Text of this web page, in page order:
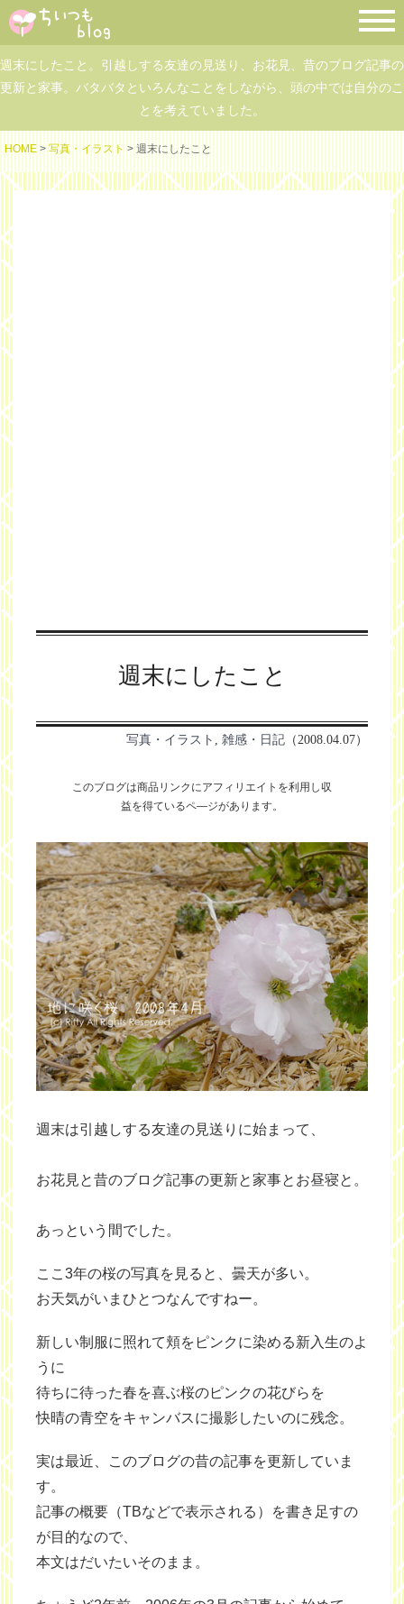
週末にしたこと。引越しする友達の見送り、お花見、昔のブログ記事の
更新と家事。バタバタといろんなことをしながら、頭の中では自分のこ
とを考えていました。
HOME > 写真・イラスト > 週末にしたこと
週末にしたこと
写真・イラスト , 雑感・日記 （2008.04.07）
このブログは商品リンクにアフィリエイトを利用し収
益を得ているペ―ジがあります。
週末は引越しする友達の見送りに始まって、
お花見と昔のブログ記事の更新と家事とお昼寝と。
あっという間でした。
ここ3年の桜の写真を見ると、曇天が多い。
お天気がいまひとつなんですねー。
新しい制服に照れて頬をピンクに染める新入生のよ
うに
待ちに待った春を喜ぶ桜のピンクの花びらを
快晴の青空をキャンバスに撮影したいのに残念。
実は最近、このブログの昔の記事を更新していま
す。
記事の概要（TBなどで表示される）を書き足すの
が目的なので、
本文はだいたいそのまま。